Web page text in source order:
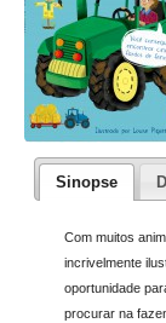
Sinopse
Com muitos
incrivelmente
oportunidade
procurar na